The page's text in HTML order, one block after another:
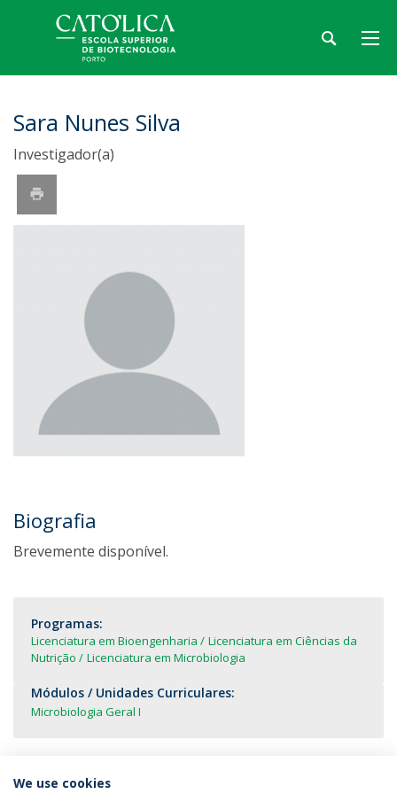
Sara Nunes Silva
Investigador(a)
Biografia
Brevemente disponível.
Programas:
Licenciatura em Bioengenharia
Licenciatura em Ciências da
Nutrição
Licenciatura em Microbiologia
Módulos / Unidades Curriculares:
Microbiologia Geral I
We use cookies